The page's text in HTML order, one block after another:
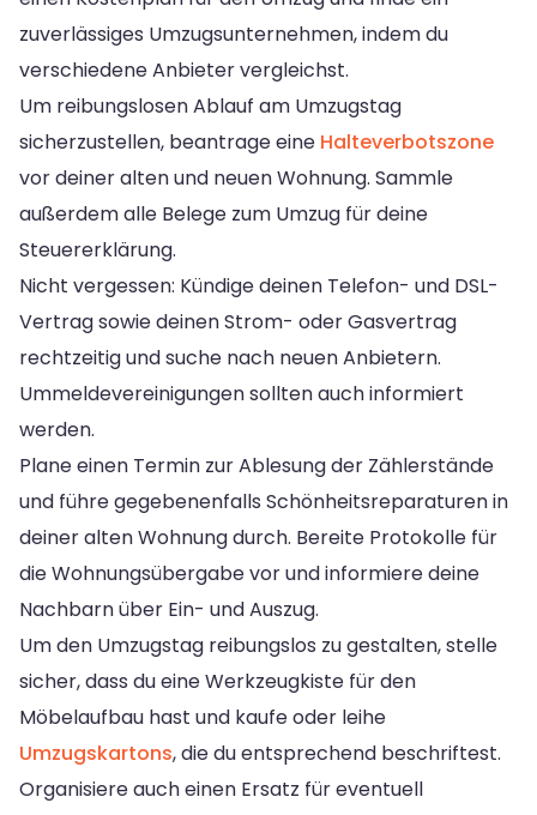
zuverlässiges Umzugsunternehmen, indem du
verschiedene Anbieter vergleichst.
Um reibungslosen Ablauf am Umzugstag
sicherzustellen, beantrage eine Halteverbotszone
vor deiner alten und neuen Wohnung. Sammle
außerdem alle Belege zum Umzug für deine
Steuererklärung.
Nicht vergessen: Kündige deinen Telefon- und DSL-
Vertrag sowie deinen Strom- oder Gasvertrag
rechtzeitig und suche nach neuen Anbietern.
Ummeldevereinigungen sollten auch informiert
werden.
Plane einen Termin zur Ablesung der Zählerstände
und führe gegebenenfalls Schönheitsreparaturen in
deiner alten Wohnung durch. Bereite Protokolle für
die Wohnungsübergabe vor und informiere deine
Nachbarn über Ein- und Auszug.
Um den Umzugstag reibungslos zu gestalten, stelle
sicher, dass du eine Werkzeugkiste für den
Möbelaufbau hast und kaufe oder leihe
Umzugskartons, die du entsprechend beschriftest.
Organisiere auch einen Ersatz für eventuell